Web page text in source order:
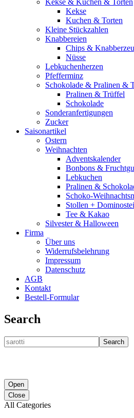
Kekse & Kuchen & Torten
Kekse
Kuchen & Torten
Kleine Stückzahlen
Knabbereien
Chips &
Nüsse
Lebkuchenherzen
Pfefferminz
Schokolade & Pralinen &
Pralinen & Trüffel
Schokolade
Sonderanfertigungen
Zucker
Saisonartikel
Ostern
Weihnachten
Adventskalender
Bonbons &
Lebkuchen
Pralinen &
Schoko-
Stollen +
Tee & Kakao
Silvester & Halloween
Firma
Über uns
Widerrufsbelehrung
Impressum
Datenschutz
AGB
Kontakt
Bestell-Formular
Search
Search
Open
Close
All Categories